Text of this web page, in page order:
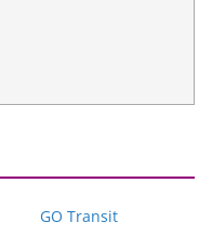
GO Transit